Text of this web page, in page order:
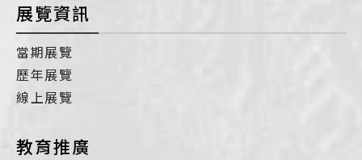
展覽資訊
當期展覽
歷年展覽
線上展覽
教育推廣